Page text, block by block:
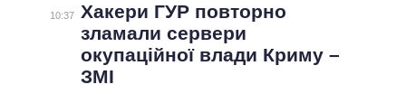
10:37 Хакери ГУР повторно
зламали сервери
окупаційної влади Криму –
ЗМІ